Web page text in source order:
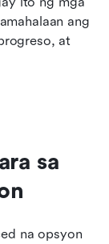
ang
at
sa
na opsyon